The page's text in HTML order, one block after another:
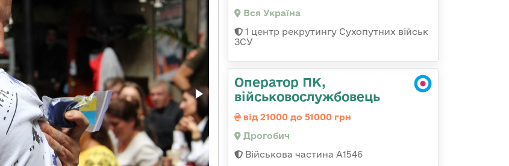
Вся Україна
1 центр рекрутингу Сухопутних військ
ЗСУ
Оператор ПК,
військовослужбовець
від 21000 до 51000 грн
Дрогобич
Військова частина А1546